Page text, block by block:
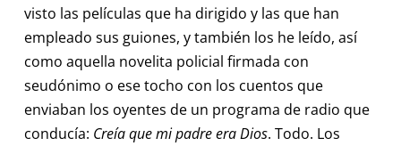
visto las películas que ha dirigido y las que han
empleado sus guiones, y también los he leído, así
como aquella novelita policial firmada con
seudónimo o ese tocho con los cuentos que
enviaban los oyentes de un programa de radio que
conducía: Creía que mi padre era Dios. Todo. Los